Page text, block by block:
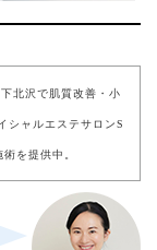
北沢で肌質改善・小
シャルエステサロンS
を提供中。